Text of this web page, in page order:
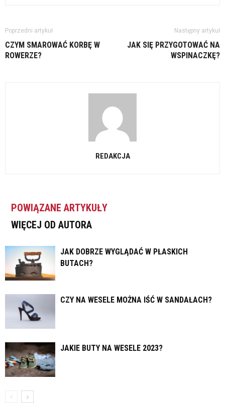
Poprzedni artykuł
CZYM SMAROWAĆ KORBĘ W
ROWERZE?
Następny artykuł
JAK SIĘ PRZYGOTOWAĆ NA
WSPINACZKĘ?
REDAKCJA
POWIĄZANE ARTYKUŁY
WIĘCEJ OD AUTORA
JAK DOBRZE WYGLĄDAĆ W PŁASKICH
BUTACH?
CZY NA WESELE MOŻNA IŚĆ W SANDAŁACH?
JAKIE BUTY NA WESELE 2023?